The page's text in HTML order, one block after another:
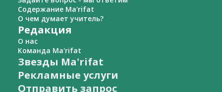
Содержание Ma'rifat
О чем думает учитель?
Редакция
О нас
Команда Ma'rifat
Звезды Ma'rifat
Рекламные услуги
Отправить запрос